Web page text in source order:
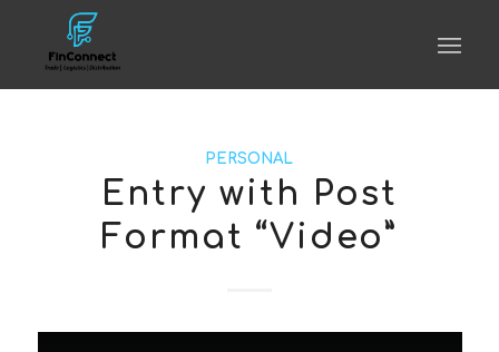
PERSONAL
Entry with Post
Format “Video”